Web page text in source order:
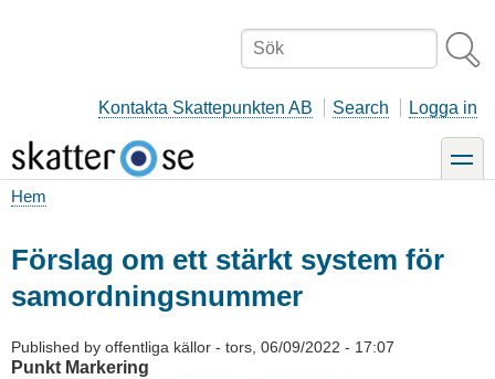
Sök
Kontakta Skattepunkten AB Search Logga in
toggle
Hem
Förslag om ett stärkt system för
samordningsnummer
Published by offentliga källor - tors, 06/09/2022 - 17:07
Punkt Markering